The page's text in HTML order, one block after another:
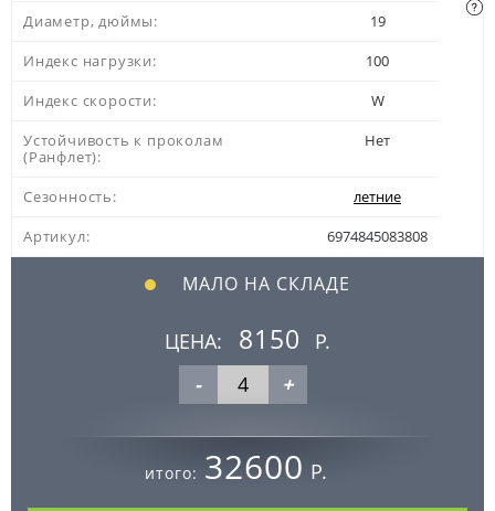
Диаметр, дюймы:
19
Индекс нагрузки:
100
Индекс скорости:
W
Устойчивость к проколам
(Ранфлет):
Нет
Сезонность:
летние
Артикул:
6974845083808
МАЛО НА СКЛАДЕ
ЦЕНА: 8150
Р.
-
+
итого: 32600 Р.